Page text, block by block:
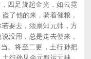
四足旋起金光，如云霓
了他的来，骑着催粮，
要去，须禀知元帅，方
没用，总是走去便来，
。将至二更，土行孙把